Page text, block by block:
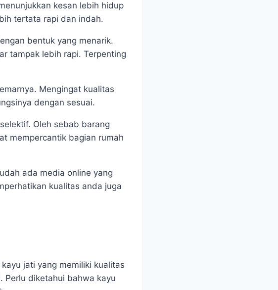
kesan lebih hidup
tertata rapi dan indah.
bentuk yang menarik.
tampak lebih rapi. Terpenting
Mengingat kualitas
dengan sesuai.
Oleh sebab barang
mempercantik bagian rumah
ada media online yang
kualitas anda juga
jati yang memiliki kualitas
Perlu diketahui bahwa kayu